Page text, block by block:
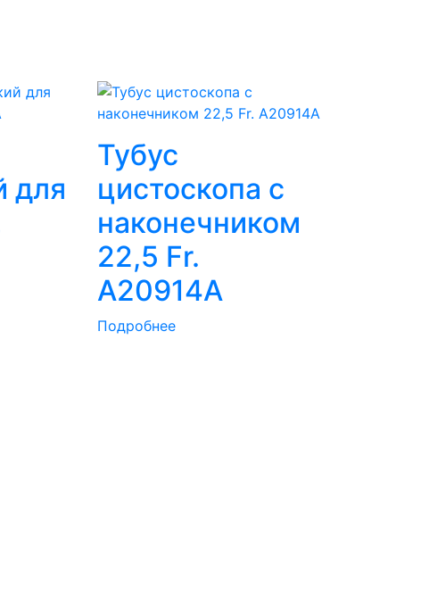
для
Тубус
цистоскопа с
наконечником
22,5 Fr.
A20914A
Подробнее